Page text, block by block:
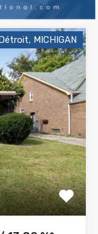
Détroit, MICHIGAN